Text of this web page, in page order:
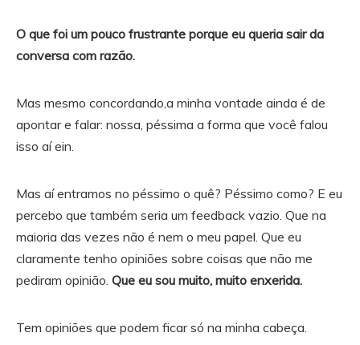
O que foi um pouco frustrante porque eu queria sair da
conversa com razão.
Mas mesmo concordando,a minha vontade ainda é de
apontar e falar: nossa, péssima a forma que você falou
isso aí ein.
Mas aí entramos no péssimo o quê? Péssimo como? E eu
percebo que também seria um feedback vazio. Que na
maioria das vezes não é nem o meu papel. Que eu
claramente tenho opiniões sobre coisas que não me
pediram opinião. Que eu sou muito, muito enxerida.
Tem opiniões que podem ficar só na minha cabeça.